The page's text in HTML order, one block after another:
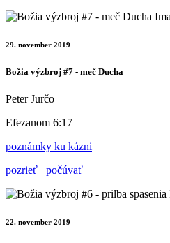
29. november 2019
Božia výzbroj #7 - meč Ducha
Peter Jurčo
Efezanom 6:17
poznámky ku kázni
pozrieť
počúvať
22. november 2019